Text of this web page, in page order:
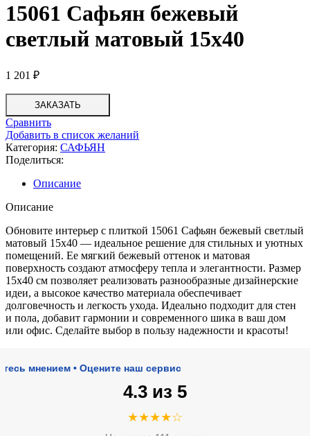
15061 Сафьян бежевый
светлый матовый 15х40
1 201 ₽
ЗАКАЗАТЬ
Сравнить
Добавить в список желаний
Категория: САФЬЯН
Поделиться:
Описание
Описание
Обновите интерьер с плиткой 15061 Сафьян бежевый светлый
матовый 15х40 — идеальное решение для стильных и уютных
помещений. Ее мягкий бежевый оттенок и матовая
поверхность создают атмосферу тепла и элегантности. Размер
15х40 см позволяет реализовать разнообразные дизайнерские
идеи, а высокое качество материала обеспечивает
долговечность и легкость ухода. Идеально подходит для стен
и пола, добавит гармонии и современного шика в ваш дом
или офис. Сделайте выбор в пользу надежности и красоты!
• Оцените наш сервис
4.3 из 5
★★★★☆